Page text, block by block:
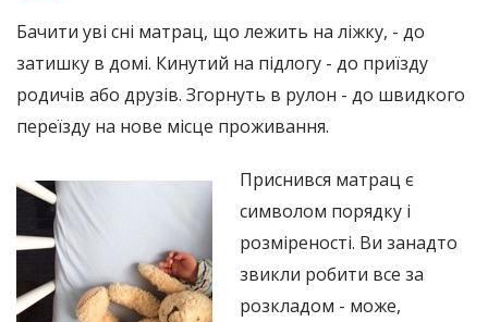
Бачити уві сні матрац, що лежить на ліжку, - до
затишку в домі. Кинутий на підлогу - до приїзду
родичів або друзів. Згорнуть в рулон - до швидкого
переїзду на нове місце проживання.
Приснився матрац є
символом порядку і
розміреності. Ви занадто
звикли робити все за
розкладом - може,